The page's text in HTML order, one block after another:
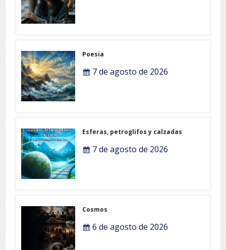
Poesia
7 de agosto de 2026
Esferas, petroglifos y calzadas
7 de agosto de 2026
Cosmos
6 de agosto de 2026